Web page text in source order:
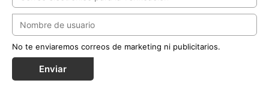
No te enviaremos correos de marketing ni publicitarios.
Enviar